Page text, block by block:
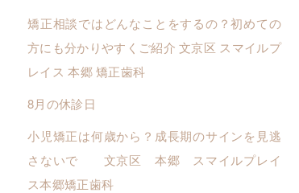
矯正相談ではどんなことをするの？初めての
方にも分かりやすくご紹介 文京区 スマイルプ
レイス 本郷 矯正歯科
8月の休診日
小児矯正は何歳から？成長期のサインを見逃
さないで 文京区 本郷 スマイルプレイ
ス本郷矯正歯科